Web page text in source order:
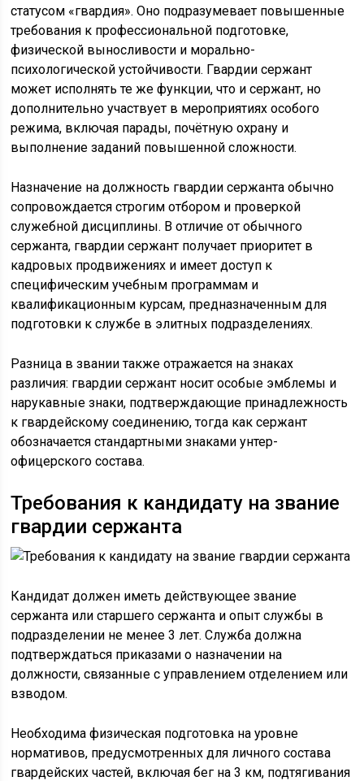
статусом «гвардия». Оно подразумевает повышенные
требования к профессиональной подготовке,
физической выносливости и морально-
психологической устойчивости. Гвардии сержант
может исполнять те же функции, что и сержант, но
дополнительно участвует в мероприятиях особого
режима, включая парады, почётную охрану и
выполнение заданий повышенной сложности.
Назначение на должность гвардии сержанта обычно
сопровождается строгим отбором и проверкой
служебной дисциплины. В отличие от обычного
сержанта, гвардии сержант получает приоритет в
кадровых продвижениях и имеет доступ к
специфическим учебным программам и
квалификационным курсам, предназначенным для
подготовки к службе в элитных подразделениях.
Разница в звании также отражается на знаках
различия: гвардии сержант носит особые эмблемы и
нарукавные знаки, подтверждающие принадлежность
к гвардейскому соединению, тогда как сержант
обозначается стандартными знаками унтер-
офицерского состава.
Требования к кандидату на звание
гвардии сержанта
Кандидат должен иметь действующее звание
сержанта или старшего сержанта и опыт службы в
подразделении не менее 3 лет. Служба должна
подтверждаться приказами о назначении на
должности, связанные с управлением отделением или
взводом.
Необходима физическая подготовка на уровне
нормативов, предусмотренных для личного состава
гвардейских частей, включая бег на 3 км, подтягивания